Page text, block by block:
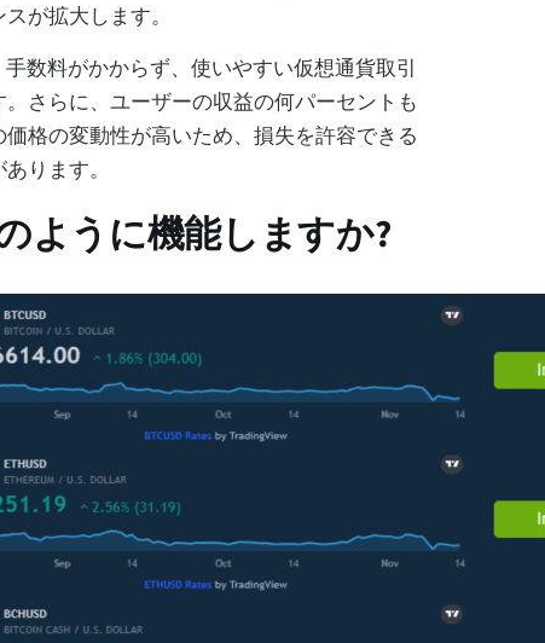
が拡大します。
手数料がかからず、使いやすい仮想通貨取引
さらに、ユーザーの収益の何パーセントも
格の変動性が高いため、損失を許容できる
ります。
ように機能しますか?